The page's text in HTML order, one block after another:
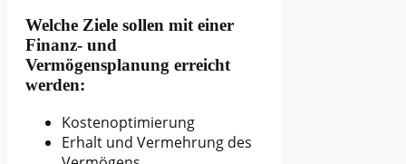
Welche Ziele sollen mit einer
Finanz- und
Vermögensplanung erreicht
werden:
Kostenoptimierung
Erhalt und Vermehrung des